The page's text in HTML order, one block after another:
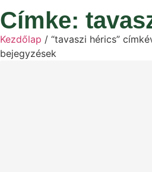
Címke:
Kezdőlap / “tavaszi hérics”
bejegyzések